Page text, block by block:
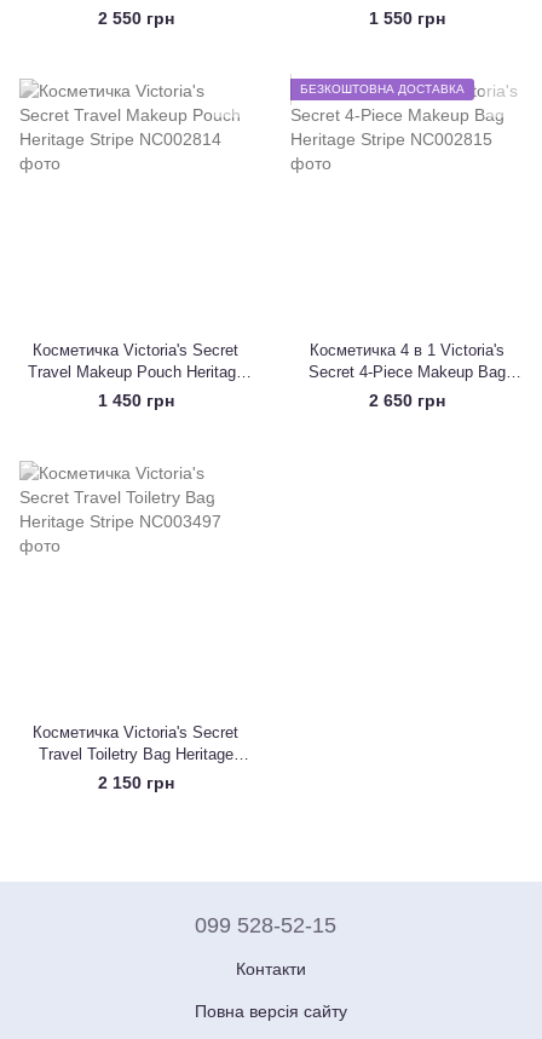
2 550 грн 1 550 грн
Косметичка Victoria's Secret
Travel Makeup Pouch Heritage
Stripe
1 450 грн
БЕЗКОШТОВНА ДОСТАВКА
Косметичка 4 в 1 Victoria's
Secret 4-Piece Makeup Bag
Heritage Stripe
2 650 грн
Косметичка Victoria's Secret
Travel Toiletry Bag Heritage
Stripe
2 150 грн
099 528-52-15
Контакти
Повна версія сайту